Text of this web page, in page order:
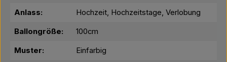
Anlass: Hochzeit, Hochzeitstage, Verlobung
Ballongröße: 100cm
Muster: Einfarbig